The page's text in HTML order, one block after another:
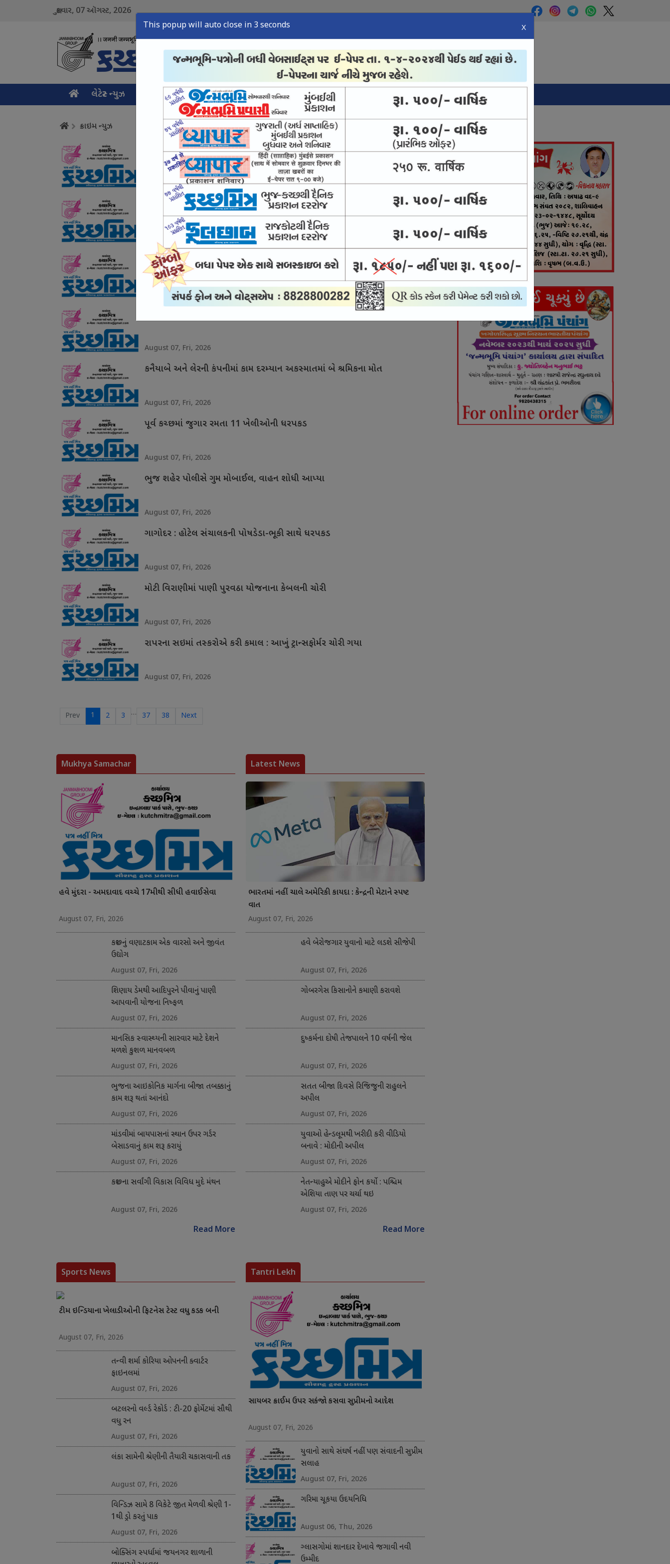
શુક્રવાર, 07ઑગસ્ટ, 2026
લેટેસ્ટ ન્યુઝ મુખ્ય સમાચાર ક્રાઇમ ન્યુઝ સ્પોર્ટ્સ ન્યુઝ તંત્રી લેખ ઈ-પેપર
This popup will auto close in 2 seconds X
ક્રાઇમ ન્યુઝ
સામખિયાળી : ચાલુ ટ્રેનમાં યુવાનના મોબાઇલની ચોરી
August 07, Fri, 2026
ભુજમાં વ્યાજખોરી અંગે પોલીસ ફરિયાદ દાખલ
August 07, Fri, 2026
ભુજમાં તીનપત્તીનો જુગાર રમતા છ મહિલા સહિત આઠ ખેલી પકડાયા
August 07, Fri, 2026
August 07, Fri, 2026
કનૈયાબે અને લેરની કંપનીમાં કામ દરમ્યાન અકસ્માતમાં બે શ્રમિકના મોત
August 07, Fri, 2026
પૂર્વ કચ્છમાં જુગાર રમતા 11 ખેલીઓની ધરપકડ
August 07, Fri, 2026
ભુજ શહેર પોલીસે ગુમ મોબાઈલ, વાહન શોધી આપ્યા
August 07, Fri, 2026
ગાગોદર : હોટેલ સંચાલકની પોષડેડા-ભૂકી સાથે ધરપકડ
August 07, Fri, 2026
મોટી વિરાણીમાં પાણી પુરવઠા યોજનાના કેબલની ચોરી
August 07, Fri, 2026
રાપરના સઇમાં તસ્કરોએ કરી કમાલ : આખું ટ્રાન્સફોર્મર ચોરી ગયા
August 07, Fri, 2026
Prev 1 2 3 … 37 38 Next
Panchang
Mukhya Samachar
હવે મુંદરા - અમદાવાદ વચ્ચે 17મીથી સીધી હવાઈસેવા
August 07, Fri, 2026
કચ્છનું વણાટકામ એક વારસો અને જીવંત
ઉદ્યોગ
August 07, Fri, 2026
શિણાય ડેમથી આદિપુરને પીવાનું પાણી
આપવાની યોજના નિષ્ફળ
August 07, Fri, 2026
માનસિક સ્વાસ્થ્યની સારવાર માટે દેશને
મળશે કુશળ માનવબળ
August 07, Fri, 2026
ભુજના આઇકોનિક માર્ગના બીજા તબક્કાનું
કામ શરૂ થતાં આનંદો
August 07, Fri, 2026
માંડવીમાં બાયપાસનાં સ્થાન ઉપર ગર્ડર
બેસાડવાનું કામ શરૂ કરાયું
August 07, Fri, 2026
કચ્છના સર્વાંગી વિકાસ વિવિધ મુદે મંથન
August 07, Fri, 2026
Read More
Latest News
ભારતમાં નહીં ચાલે અમેરિકી કાયદા : કેન્દ્રની મેટાને સ્પષ્ટ
વાત
August 07, Fri, 2026
હવે બેરોજગાર યુવાનો માટે લડશે સીજેપી
August 07, Fri, 2026
ગોબરગેસ કિસાનોને કમાણી કરાવશે
August 07, Fri, 2026
દુષ્કર્મના દોષી તેજપાલને 10 વર્ષની જેલ
August 07, Fri, 2026
સતત બીજા દિવસે રિજિજુની રાહુલને
અપીલ
August 07, Fri, 2026
યુવાઓ હેન્ડલૂમથી ખરીદી કરી વીડિયો
બનાવે : મોદીની અપીલ
August 07, Fri, 2026
નેતન્યાહુએ મોદીને ફોન કર્યો : પશ્ચિમ
એશિયા તાણ પર ચર્ચા થઇ
August 07, Fri, 2026
Read More
Sports News
ટીમ ઇન્ડિયાના ખેલાડીઓની ફિટનેસ ટેસ્ટ વધુ કડક બની
August 07, Fri, 2026
તન્વી શર્મા કોરિયા ઓપનની ક્વાર્ટર
ફાઇનલમાં
August 07, Fri, 2026
બટલરનો વર્લ્ડ રેકોર્ડ : ટી-20 ફોર્મેટમાં સૌથી
વધુ રન
August 07, Fri, 2026
લંકા સામેની શ્રેણીની તૈયારી ચકાસવાની તક
August 07, Fri, 2026
વિન્ડિઝ સામે 8 વિકેટે જીત મેળવી શ્રેણી 1-
1થી ડ્રો કરતું પાક
August 07, Fri, 2026
બોક્સિંગ સ્પર્ધામાં જયનગર શાળાની
Tantri Lekh
સાયબર ક્રાઈમ ઉપર સકંજો કસવા સુપ્રીમનો આદેશ
August 07, Fri, 2026
યુવાનો સાથે સંઘર્ષ નહીં પણ સંવાદની સુપ્રીમ
સલાહ
August 07, Fri, 2026
ગરિમા ચૂકયા ઉદયનિધિ
August 06, Thu, 2026
ગ્લાસગોમાં શાનદાર દેખાવે જગાવી નવી
ઉમ્મીદ